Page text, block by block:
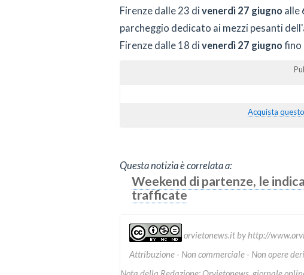
Firenze dalle 23 di venerdì 27 giugno alle
parcheggio dedicato ai mezzi pesanti
Firenze dalle 18 di venerdì 27 giugno fino
Acquista
Questa notizia è correlata a:
Weekend di partenze, le
trafficate
orvietonews.itby http://
Attribuzione - Non commerciale - Non opere